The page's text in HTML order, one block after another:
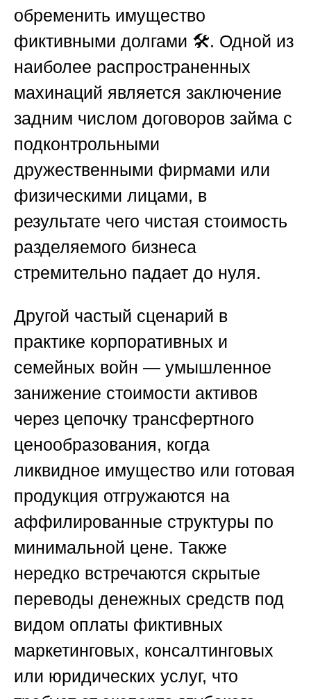
обременить имущество
фиктивными долгами 🛠️. Одной из
наиболее распространенных
махинаций является заключение
задним числом договоров займа с
подконтрольными
дружественными фирмами или
физическими лицами, в
результате чего чистая стоимость
разделяемого бизнеса
стремительно падает до нуля.
Другой частый сценарий в
практике корпоративных и
семейных войн — умышленное
занижение стоимости активов
через цепочку трансфертного
ценообразования, когда
ликвидное имущество или готовая
продукция отгружаются на
аффилированные структуры по
минимальной цене. Также
нередко встречаются скрытые
переводы денежных средств под
видом оплаты фиктивных
маркетинговых, консалтинговых
или юридических услуг, что